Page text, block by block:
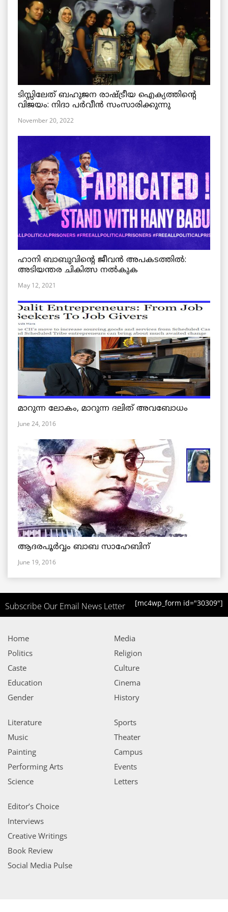
ടിസ്സിലേത് ബഹുജന രാഷ്ട്രീയ ഐക്യത്തിന്റെ
വിജയം: നിദാ പർവീൻ സംസാരിക്കുന്നു
November 20, 2022
ഹാനി ബാബുവിന്റെ ജീവൻ അപകടത്തിൽ:
അടിയന്തര ചികിത്സ നൽകുക
May 12, 2021
മാറുന്ന ലോകം, മാറുന്ന ദലിത് അവബോധം
June 24, 2016
ആദരപൂര്‍വ്വം ബാബ സാഹേബിന്
June 19, 2016
Subscribe Our Email News Letter [mc4wp_form id="30309"]
Home
Politics
Caste
Education
Gender
Media
Religion
Culture
Cinema
History
Literature
Music
Painting
Performing Arts
Science
Sports
Theater
Campus
Events
Letters
Editor’s Choice
Interviews
Creative Writings
Book Review
Social Media Pulse